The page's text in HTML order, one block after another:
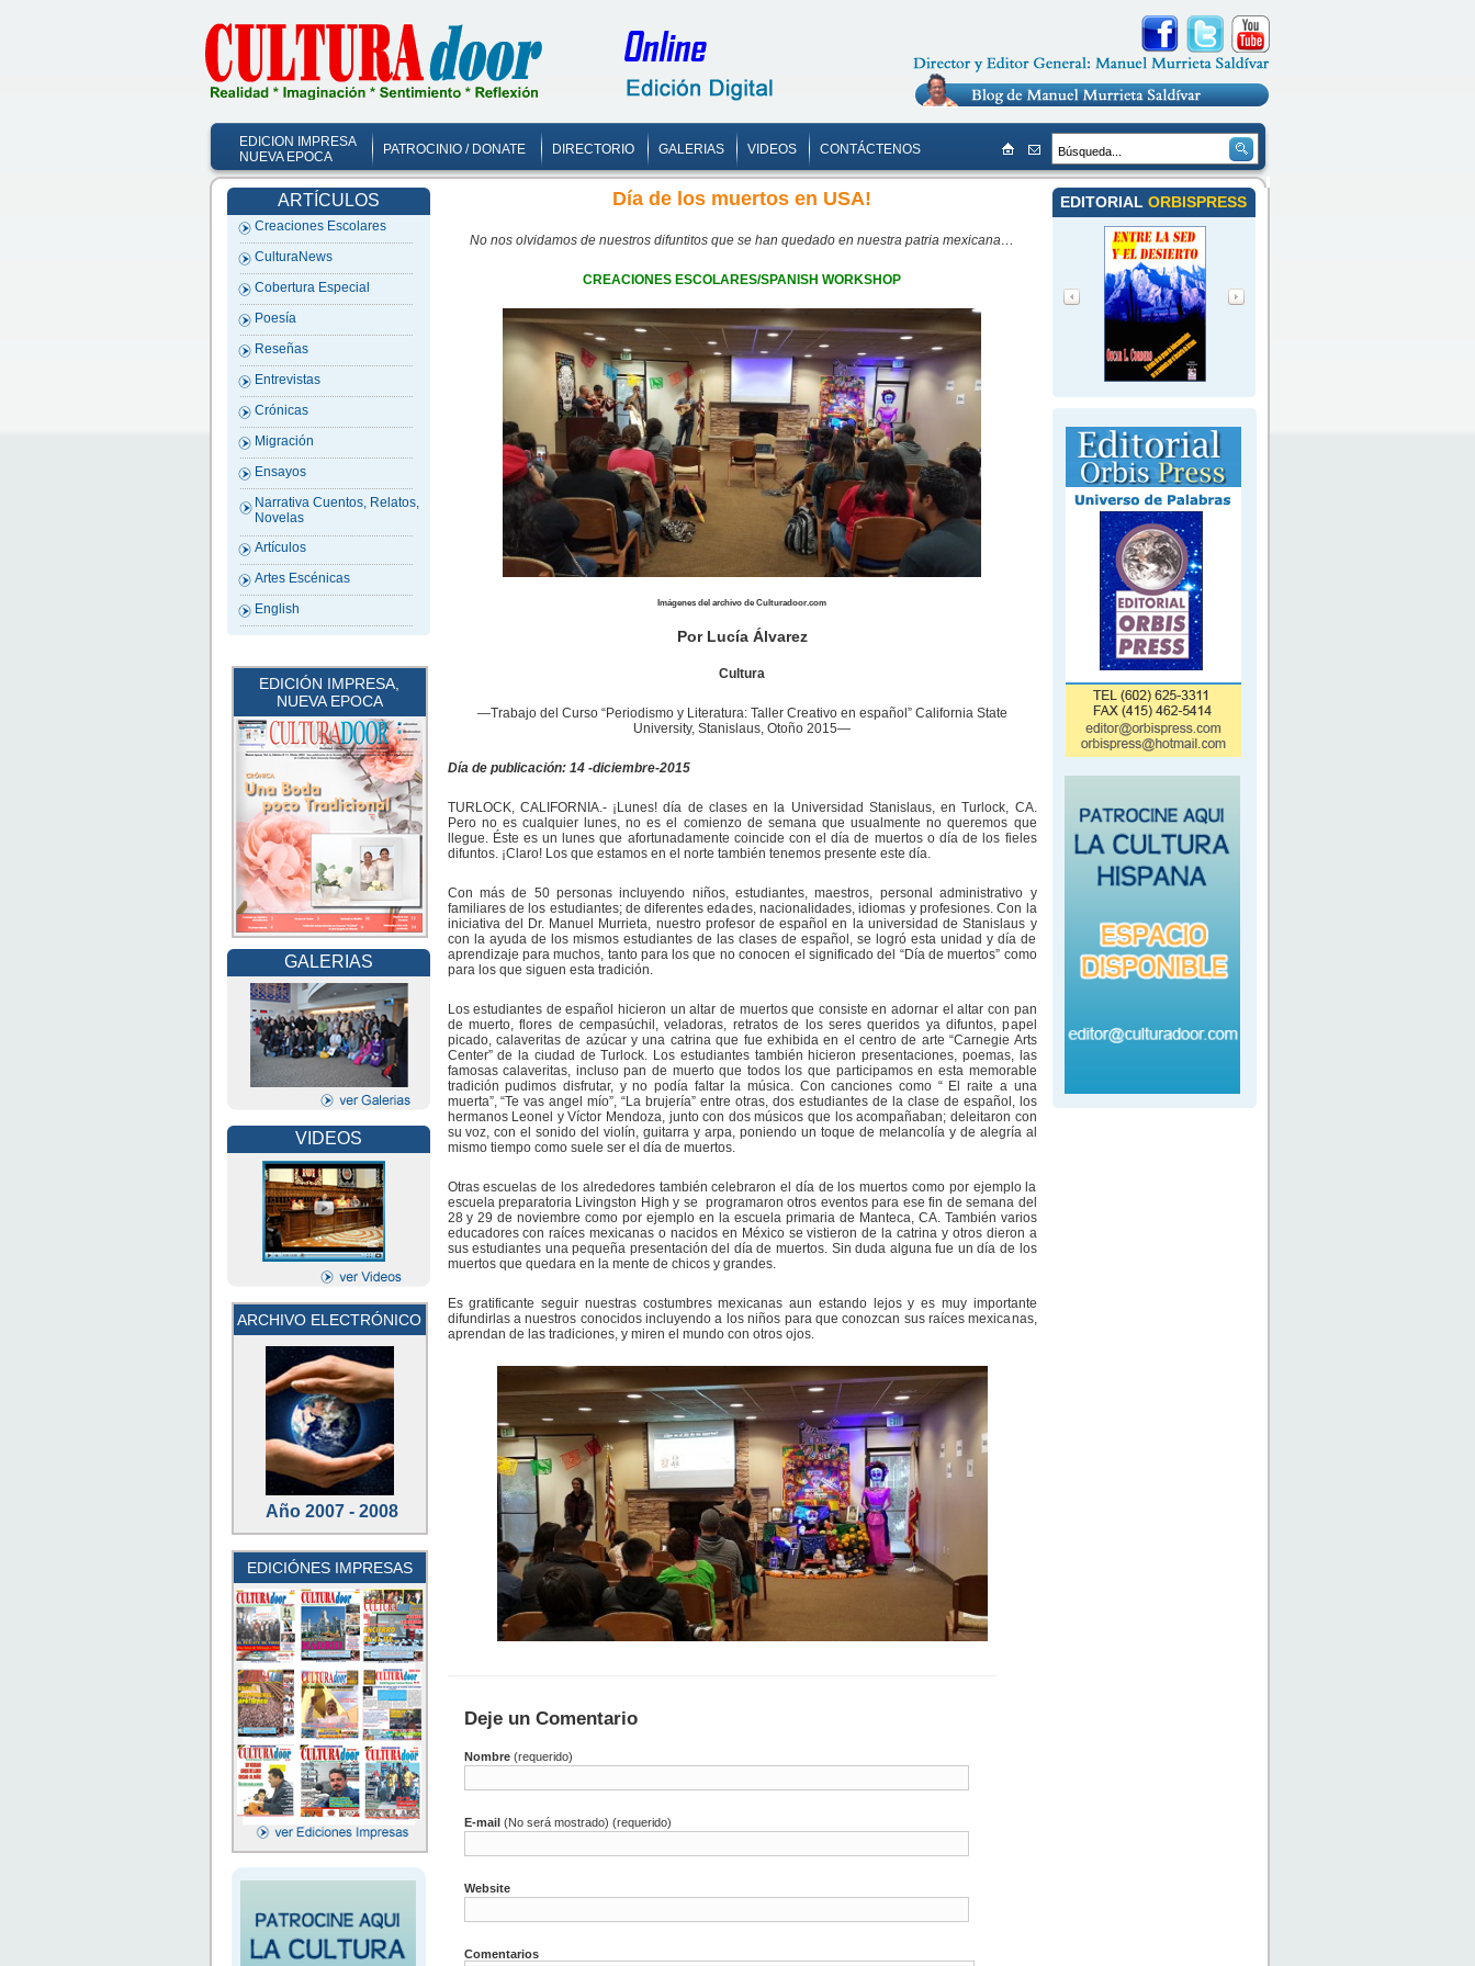
EDICION IMPRESA
NUEVA EPOCA
PATROCINIO / DONATE DIRECTORIO GALERIAS VIDEOS CONTÁCTENOS
ARTÍCULOS
Creaciones Escolares
CulturaNews
Cobertura Especial
Poesía
Reseñas
Entrevistas
Crónicas
Migración
Ensayos
Narrativa Cuentos, Relatos,
Novelas
Artículos
Artes Escénicas
English
EDICIÓN IMPRESA,
NUEVA EPOCA
GALERIAS
VIDEOS
ARCHIVO ELECTRÓNICO
Año 2007 - 2008
EDICIÓNES IMPRESAS
Día de los muertos en USA!
No nos olvidamos de nuestros difuntitos que se han quedado en nuestra patria mexicana…
CREACIONES ESCOLARES/SPANISH WORKSHOP
Imágenes del archivo de Culturadoor.com
Por Lucía Álvarez
Cultura
—Trabajo del Curso “Periodismo y Literatura: Taller Creativo en español” California State
University, Stanislaus, Otoño 2015—
Día de publicación: 14 -diciembre-2015
TURLOCK, CALIFORNIA.- ¡Lunes! día de clases en la Universidad Stanislaus, en Turlock, CA.
Pero no es cualquier lunes, no es el comienzo de semana que usualmente no queremos que
llegue. Éste es un lunes que afortunadamente coincide con el día de muertos o día de los fieles
difuntos. ¡Claro! Los que estamos en el norte también tenemos presente este día.
Con más de 50 personas incluyendo niños, estudiantes, maestros, personal administrativo y
familiares de los estudiantes; de diferentes edades, nacionalidades, idiomas y profesiones. Con la
iniciativa del Dr. Manuel Murrieta, nuestro profesor de español en la universidad de Stanislaus y
con la ayuda de los mismos estudiantes de las clases de español, se logró esta unidad y día de
aprendizaje para muchos, tanto para los que no conocen el significado del “Día de muertos” como
para los que siguen esta tradición.
Los estudiantes de español hicieron un altar de muertos que consiste en adornar el altar con pan
de muerto, flores de cempasúchil, veladoras, retratos de los seres queridos ya difuntos, papel
picado, calaveritas de azúcar y una catrina que fue exhibida en el centro de arte “Carnegie Arts
Center” de la ciudad de Turlock. Los estudiantes también hicieron presentaciones, poemas, las
famosas calaveritas, incluso pan de muerto que todos los que participamos en esta memorable
tradición pudimos disfrutar, y no podía faltar la música. Con canciones como “ El raite a una
muerta”, “Te vas angel mío”, “La brujería” entre otras, dos estudiantes de la clase de español, los
hermanos Leonel y Víctor Mendoza, junto con dos músicos que los acompañaban; deleitaron con
su voz, con el sonido del violín, guitarra y arpa, poniendo un toque de melancolía y de alegría al
mismo tiempo como suele ser el día de muertos.
Otras escuelas de los alrededores también celebraron el día de los muertos como por ejemplo la
escuela preparatoria Livingston High y se programaron otros eventos para ese fin de semana del
28 y 29 de noviembre como por ejemplo en la escuela primaria de Manteca, CA. También varios
educadores con raíces mexicanas o nacidos en México se vistieron de la catrina y otros dieron a
sus estudiantes una pequeña presentación del día de muertos. Sin duda alguna fue un día de los
muertos que quedara en la mente de chicos y grandes.
Es gratificante seguir nuestras costumbres mexicanas aun estando lejos y es muy importante
difundirlas a nuestros conocidos incluyendo a los niños para que conozcan sus raíces mexicanas,
aprendan de las tradiciones, y miren el mundo con otros ojos.
Deje un Comentario
Nombre(requerido)
E-mail(No será mostrado) (requerido)
Website
Comentarios
EDITORIAL ORBISPRESS